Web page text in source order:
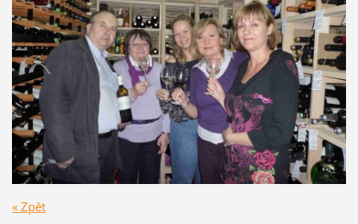
« Zpět